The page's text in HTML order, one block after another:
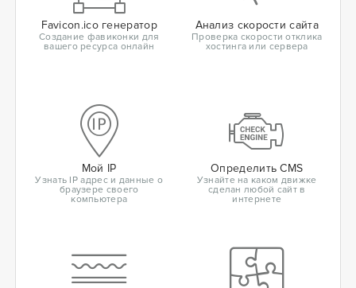
Favicon.ico генератор
Создание фавиконки для
вашего ресурса онлайн
Анализ скорости сайта
Проверка скорости отклика
хостинга или сервера
Мой IP
Узнать IP адрес и данные о
браузере своего
компьютера
Определить CMS
Узнайте на каком движке
сделан любой сайт в
интернете